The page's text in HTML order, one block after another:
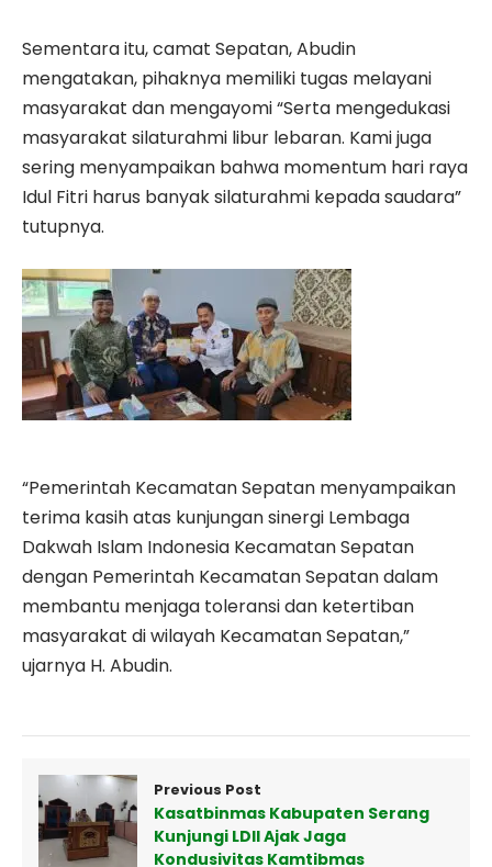
Sementara itu, camat Sepatan, Abudin
mengatakan, pihaknya memiliki tugas melayani
masyarakat dan mengayomi “Serta mengedukasi
masyarakat silaturahmi libur lebaran. Kami juga
sering menyampaikan bahwa momentum hari raya
Idul Fitri harus banyak silaturahmi kepada saudara”
tutupnya.
“Pemerintah Kecamatan Sepatan menyampaikan
terima kasih atas kunjungan sinergi Lembaga
Dakwah Islam Indonesia Kecamatan Sepatan
dengan Pemerintah Kecamatan Sepatan dalam
membantu menjaga toleransi dan ketertiban
masyarakat di wilayah Kecamatan Sepatan,”
ujarnya H. Abudin.
Previous Post
Kasatbinmas Kabupaten Serang
Kunjungi LDII Ajak Jaga
Kondusivitas Kamtibmas